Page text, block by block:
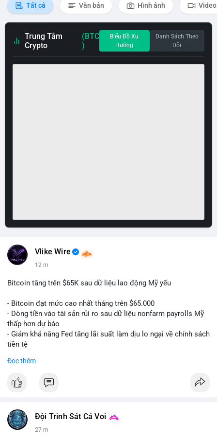
Tất cả Văn bản Hình ảnh Video
Trung Tâm
Crypto
(BTC
)
Biểu Đồ Xu
Hướng
Danh Sách Theo
Dõi
Vlike Wire
12 m
Bitcoin tăng trên $65K sau dữ liệu lao động Mỹ yếu
- Bitcoin đạt mức cao nhất tháng trên $65.000
- Dòng tiền vào tài sản rủi ro sau dữ liệu nonfarm payrolls Mỹ
thấp hơn dự báo
- Giảm khả năng Fed tăng lãi suất làm dịu lo ngại về chính sách
tiền tệ
📰 Nguồn: Cointelegraph
Đọc thêm
Đội Trinh Sát Cá Voi
27 m